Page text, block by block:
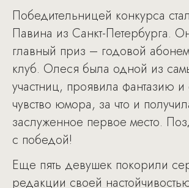
Победительницей конкурса
Павина из Санкт-Петербурга.
главный приз – годовой
клуб. Олеся была одной из
участниц, проявила фантазию и
чувство юмора, за что и
заслуженное первое место.
с победой!
Еще пять девушек покорили
редакции своей